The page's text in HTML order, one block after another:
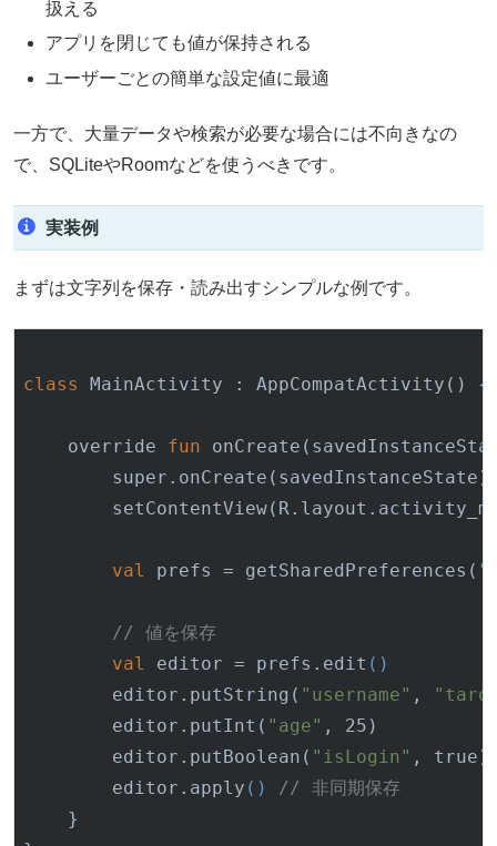
扱える
アプリを閉じても値が保持される
ユーザーごとの簡単な設定値に最適
一方で、大量データや検索が必要な場合には不向きなの
で、SQLiteやRoomなどを使うべきです。
実装例
まずは文字列を保存・読み出すシンプルな例です。
class MainActivity : AppCompatActivity() {
    override
fun onCreate(
        super.on
Create( savedInstanceState )
        set
ContentView(R. layout .
val prefs = getSharedPreferences(
// 値を保存
val
editor = prefs.edit ()
        editor.put
String( "username" ,
        editor.put
Int( "age" , 25)
        editor.put
Boolean( "isLogin" , true )
        editor.apply
()
// 非同期保存
    }